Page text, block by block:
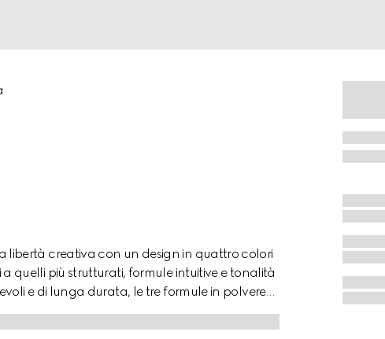
libertà creativa con un design in quattro colori
quelli più strutturati, formule intuitive e tonalità
e di lunga durata, le tre formule in polvere
come ombretto blush. Questi colori sono
indossata su occhi, labbra e guance. Ispirata